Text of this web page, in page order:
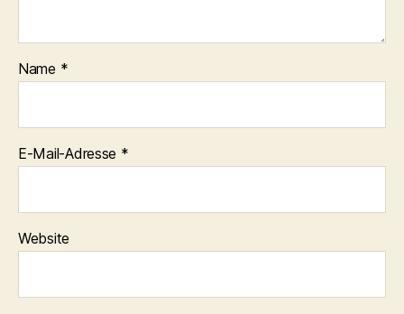
Name *
E-Mail-Adresse *
Website